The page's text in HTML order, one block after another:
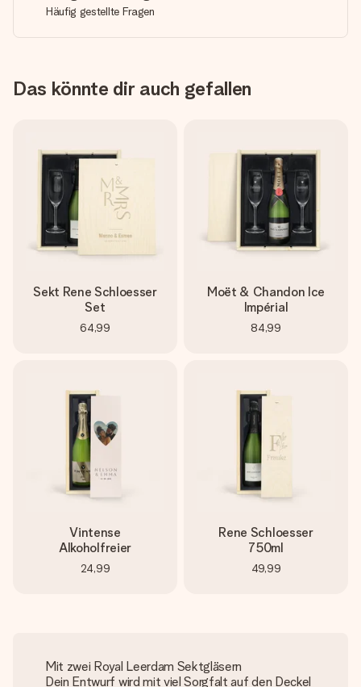
Häufig gestellte Fragen
Das könnte dir auch gefallen
Sekt Rene Schloesser
Set
64,99
Moët & Chandon Ice
Impérial
84,99
Vintense
Alkoholfreier
24,99
Rene Schloesser
750ml
49,99
Mit zwei Royal Leerdam Sektgläsern
Dein Entwurf wird mit viel Sorgfalt auf den Deckel